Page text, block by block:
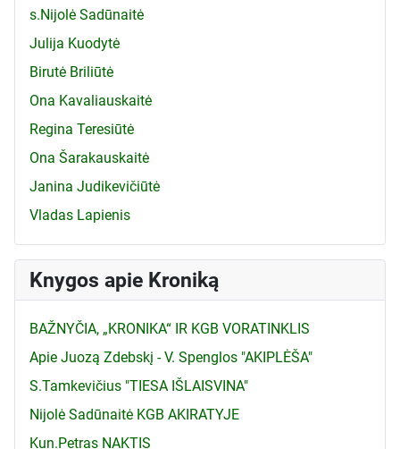
s.Nijolė Sadūnaitė
Julija Kuodytė
Birutė Briliūtė
Ona Kavaliauskaitė
Regina Teresiūtė
Ona Šarakauskaitė
Janina Judikevičiūtė
Vladas Lapienis
Knygos apie Kroniką
BAŽNYČIA, „KRONIKA“ IR KGB VORATINKLIS
Apie Juozą Zdebskį - V. Spenglos "AKIPLĖŠA"
S.Tamkevičius "TIESA IŠLAISVINA"
Nijolė Sadūnaitė KGB AKIRATYJE
Kun.Petras NAKTIS